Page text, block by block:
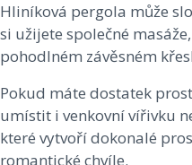
Hliníková pergola může
si užijete společné
pohodlném závěsném
Pokud máte dostatek
umístit i venkovní vířivku
které vytvoří dokonalé
romantické chvíle.